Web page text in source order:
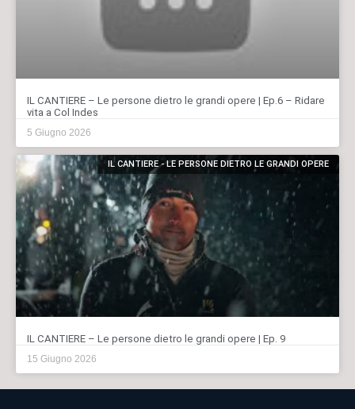
IL CANTIERE – Le persone dietro le grandi opere | Ep.6 – Ridare
vita a Col Indes
5 Giugno 2026
IL CANTIERE - LE PERSONE DIETRO LE GRANDI OPERE
IL CANTIERE – Le persone dietro le grandi opere | Ep. 9
15 Giugno 2026